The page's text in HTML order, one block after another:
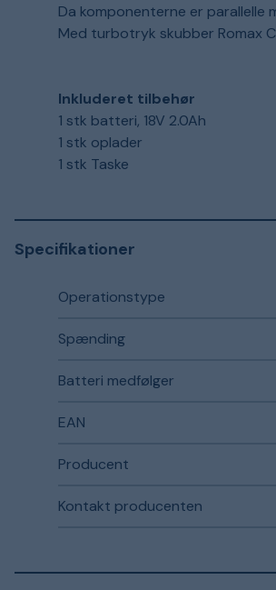
Da komponenterne er parallelle
Med turbotryk skubber Romax
Inkluderet tilbehør
1 stk batteri, 18V 2.0Ah
1 stk oplader
1 stk Taske
Specifikationer
Operationstype
Spænding
Batteri medfølger
EAN
Producent
Kontakt producenten